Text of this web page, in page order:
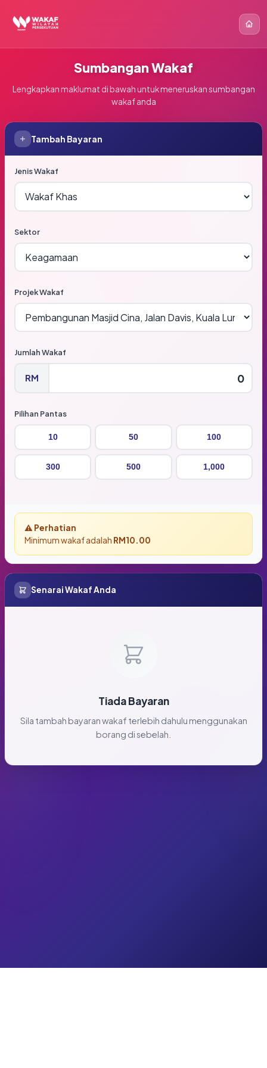
Sumbangan Wakaf
Lengkapkan maklumat di bawah untuk meneruskan sumbangan
wakaf anda
Senarai Wakaf Anda
Tiada Bayaran
Sila tambah bayaran wakaf terlebih dahulu menggunakan
borang di sebelah.
Tambah Bayaran
Jenis Wakaf
Sektor
Projek Wakaf
Jumlah Wakaf
RM
Pilihan Pantas
10 50 100
300 500 1,000
⚠️ Perhatian
Minimum wakaf adalah RM10.00